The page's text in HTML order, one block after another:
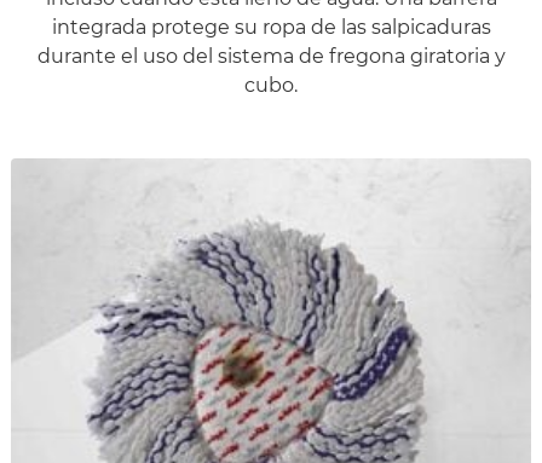
integrada protege su ropa de las salpicaduras
durante el uso del sistema de fregona giratoria y
cubo.